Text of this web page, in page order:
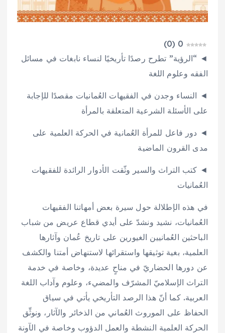
0
(
0
)
◄ “الرؤية” تطرح رصدًا تأريخيًا لنساء نابغات في مسائل
الفقه وعلوم اللغة
◄ النساء وجدن في الفقيهات العُمانيات مقصدًا للإجابة
على الأسئلة الشرعية المتعلقة بالمرأة
◄ دور فاعل للمرأة العُمانية في الحركة العلمية على
مدى القرون الماضية
◄ كتب التراث والسير وثّقت الأدوار الرائدة للفقيهات
العُمانيات
في هذه الإطلالة حول سيرة بعض أمهاتنا الفقيهات
العُمانيات، نشيد ونشدّ على أيدي قطاع عريض من شباب
الباحثين العُمانيين الغيورين على تاريخ عُمان وآثارها
العلمية، بغية توثيقها واستقرائها لاستنهاض أمتنا والكشف
عن دورها الحضاريّ في مناحٍ عديدة، وخاصة في خدمة
التراث الإسلاميّ المشرّف والمضيء، وعلوم وآداب اللغة
العربية. كما أنّ هذا الرصد التأريخي يأتي في سياق
الحفاظ على الموروث العُماني من الذخائر والآثار، ونوثِّق
الحركة العلمية النشطة والعمل الدؤوب وخاصة في الآونة